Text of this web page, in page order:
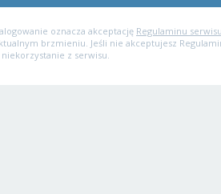
oznacza akceptację Regulaminu serwisu
brzmieniu. Jeśli nie akceptujesz
niekorzystanie z serwisu.